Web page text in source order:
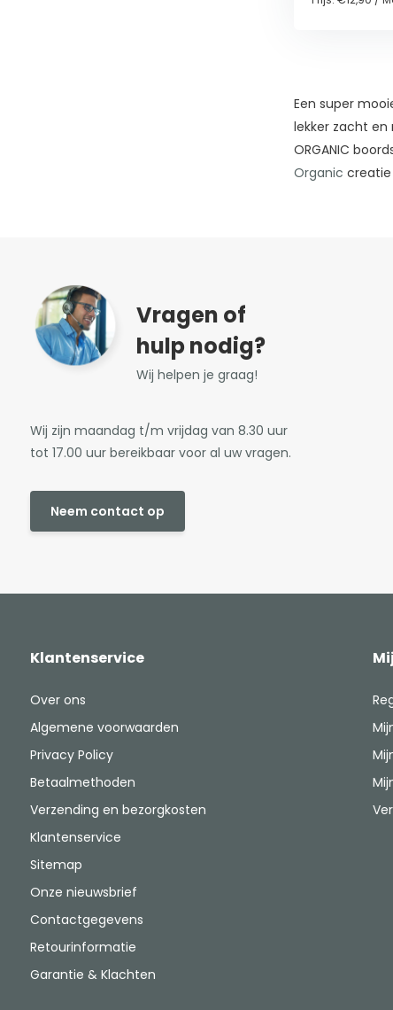
Een super
lekker zacht en
ORGANIC
Organic
Vragen of
hulp nodig?
Wij helpen je graag!
Wij zijn maandag t/m vrijdag van 8.30 uur
tot 17.00 uur bereikbaar voor al uw vragen.
Neem contact op
Klantenservice
Over ons
Algemene voorwaarden
Privacy Policy
Betaalmethoden
Verzending en bezorgkosten
Klantenservice
Sitemap
Onze nieuwsbrief
Contactgegevens
Retourinformatie
Garantie & Klachten